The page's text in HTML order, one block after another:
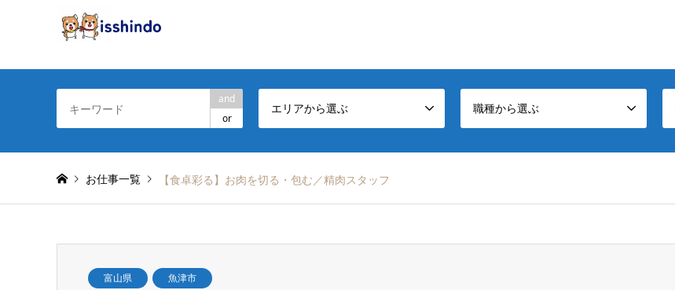
and
or
エリアから選ぶ 職種から選ぶ
お仕事一覧 【食卓彩る】お肉を切る・包む／精肉スタッフ
富山県 魚津市